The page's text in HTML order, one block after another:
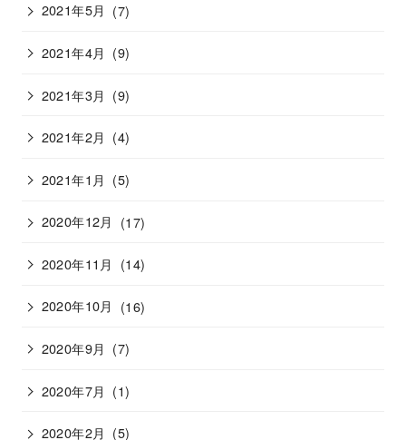
2021年5月 (7)
2021年4月 (9)
2021年3月 (9)
2021年2月 (4)
2021年1月 (5)
2020年12月 (17)
2020年11月 (14)
2020年10月 (16)
2020年9月 (7)
2020年7月 (1)
2020年2月 (5)